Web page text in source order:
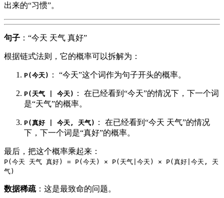
出来的“习惯”。
句子 ：“今天 天气 真好”
根据链式法则，它的概率可以拆解为：
P(今天) ： “今天”这个词作为句子开头的概率。
P(天气 | 今天) ： 在已经看到“今天”的情况下，下一个词
是“天气”的概率。
P(真好 | 今天, 天气) ： 在已经看到“今天 天气”的情况
下，下一个词是“真好”的概率。
最后，把这个概率乘起来：
P(今天 天气 真好) = P(今天) × P(天气|今天) × P(真好|今天, 天
气)
数据稀疏：这是最致命的问题。